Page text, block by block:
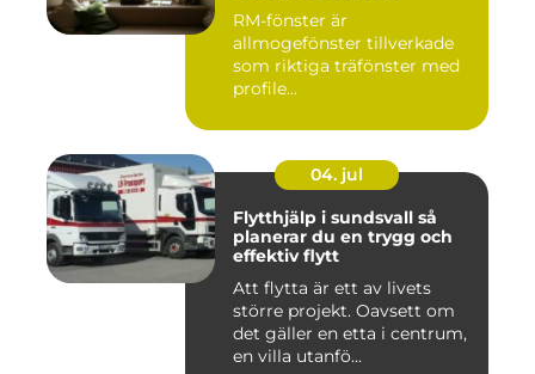
RM-fönster är
allmogefönster tillverkade
som riktiga träfönster med
profile...
04. jul
Flytthjälp i sundsvall så
planerar du en trygg och
effektiv flytt
Att flytta är ett av livets
större projekt. Oavsett om
det gäller en etta i centrum,
en villa utanfö...